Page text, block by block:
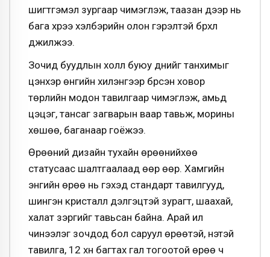
шигтгэмэл зургаар чимэглэж, таазан дээр нь
бага хүрээ хэлбэрийн олон гэрэлтэй бүрхүүл
дүүжилжээ.
Зочид буудлын холл буюу үүднийг танхимыг
цэнхэр өнгийн хилэнгээр бүрсэн ховор
төрлийн модон тавилгаар чимэглэж, амьд
цэцэг, тансаг загварын ваар тавьж, морины
хөшөө, баганаар гоёжээ.
Өрөөний дизайн тухайн өрөөнийхөө
статусаас шалтгаалаад өөр өөр. Хамгийн
энгийн өрөө нь гэхэд стандарт тавилгууд,
шингэн кристалл дэлгэцтэй зурагт, шаахай,
халат зэргийг тавьсан байна. Арай илүү
чинээлэг зочдод бол саруул өрөөтэй, үнэтэй
тавилга, 12 хүн багтах гал тогоотой өрөө ч